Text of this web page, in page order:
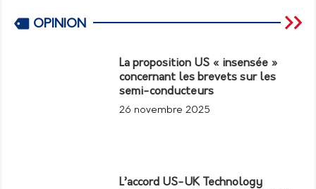
OPINION
La proposition US « insensée »
concernant les brevets sur les
semi-conducteurs
26 novembre 2025
L’accord US-UK Technology